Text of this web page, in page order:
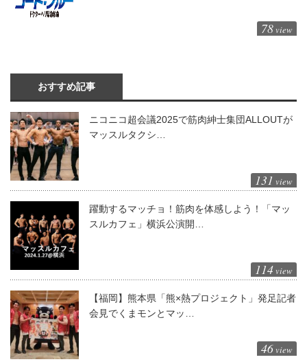
78 view
おすすめ記事
ニコニコ超会議2025で筋肉紳士集団ALLOUTが
マッスルタクシ…
131 view
躍動するマッチョ！筋肉を体感しよう！「マッ
スルカフェ」横浜公演開…
114 view
【福岡】熊本県「熊×熱プロジェクト」発足記者
会見でくまモンとマッ…
46 view